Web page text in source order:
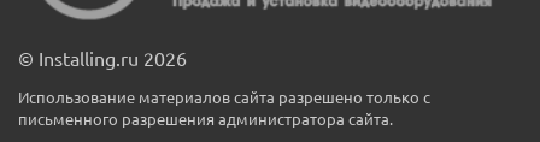
© Installing.ru 2026
Использование материалов сайта разрешено только с
письменного разрешения администратора сайта.